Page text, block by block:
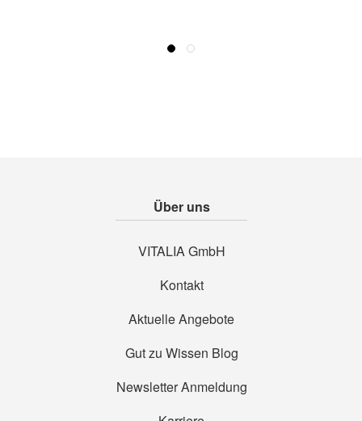
Über uns
VITALIA GmbH
Kontakt
Aktuelle Angebote
Gut zu Wissen Blog
Newsletter Anmeldung